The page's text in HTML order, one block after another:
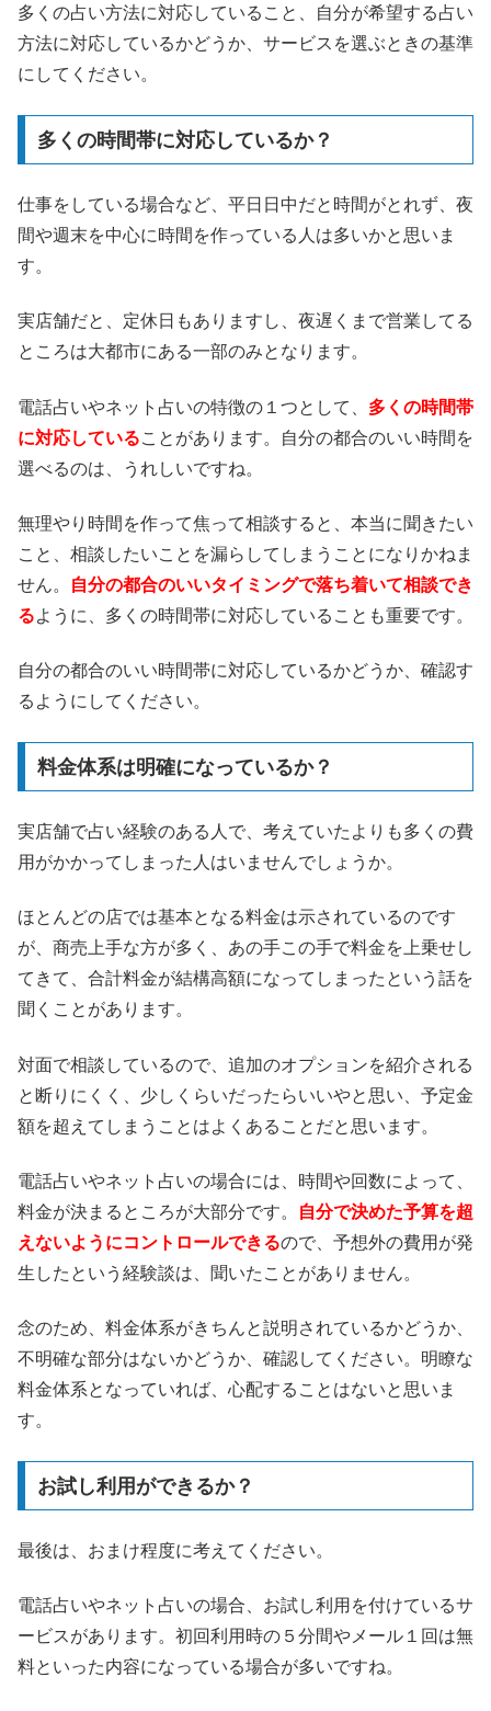
多くの占い方法に対応していること、自分が希望する占い
方法に対応しているかどうか、サービスを選ぶときの基準
にしてください。
多くの時間帯に対応しているか？
仕事をしている場合など、平日日中だと時間がとれず、夜
間や週末を中心に時間を作っている人は多いかと思いま
す。
実店舗だと、定休日もありますし、夜遅くまで営業してる
ところは大都市にある一部のみとなります。
電話占いやネット占いの特徴の１つとして、 多くの時間帯
に対応していることがあります。自分の都合のいい時間を
選べるのは、うれしいですね。
無理やり時間を作って焦って相談すると、本当に聞きたい
こと、相談したいことを漏らしてしまうことになりかねま
せん。
自分の都合のいいタイミングで落ち着いて相談でき
るように、多くの時間帯に対応していることも重要です。
自分の都合のいい時間帯に対応しているかどうか、確認す
るようにしてください。
料金体系は明確になっているか？
実店舗で占い経験のある人で、考えていたよりも多くの費
用がかかってしまった人はいませんでしょうか。
ほとんどの店では基本となる料金は示されているのです
が、商売上手な方が多く、あの手この手で料金を上乗せし
てきて、合計料金が結構高額になってしまったという話を
聞くことがあります。
対面で相談しているので、追加のオプションを紹介される
と断りにくく、少しくらいだったらいいやと思い、予定金
額を超えてしまうことはよくあることだと思います。
電話占いやネット占いの場合には、時間や回数によって、
料金が決まるところが大部分です。
自分で決めた予算を超
えないようにコントロールできるので、予想外の費用が発
生したという経験談は、聞いたことがありません。
念のため、料金体系がきちんと説明されているかどうか、
不明確な部分はないかどうか、確認してください。明瞭な
料金体系となっていれば、心配することはないと思いま
す。
お試し利用ができるか？
最後は、おまけ程度に考えてください。
電話占いやネット占いの場合、お試し利用を付けているサ
ービスがあります。初回利用時の５分間やメール１回は無
料といった内容になっている場合が多いですね。